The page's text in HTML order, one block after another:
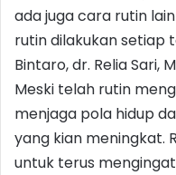
ada juga cara rutin
rutin dilakukan setiap
Bintaro, dr. Relia Sari,
Meski telah rutin
menjaga pola hidup
yang kian meningkat.
untuk terus